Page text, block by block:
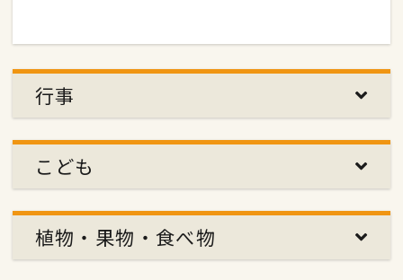
行事
こども
植物・果物・食べ物